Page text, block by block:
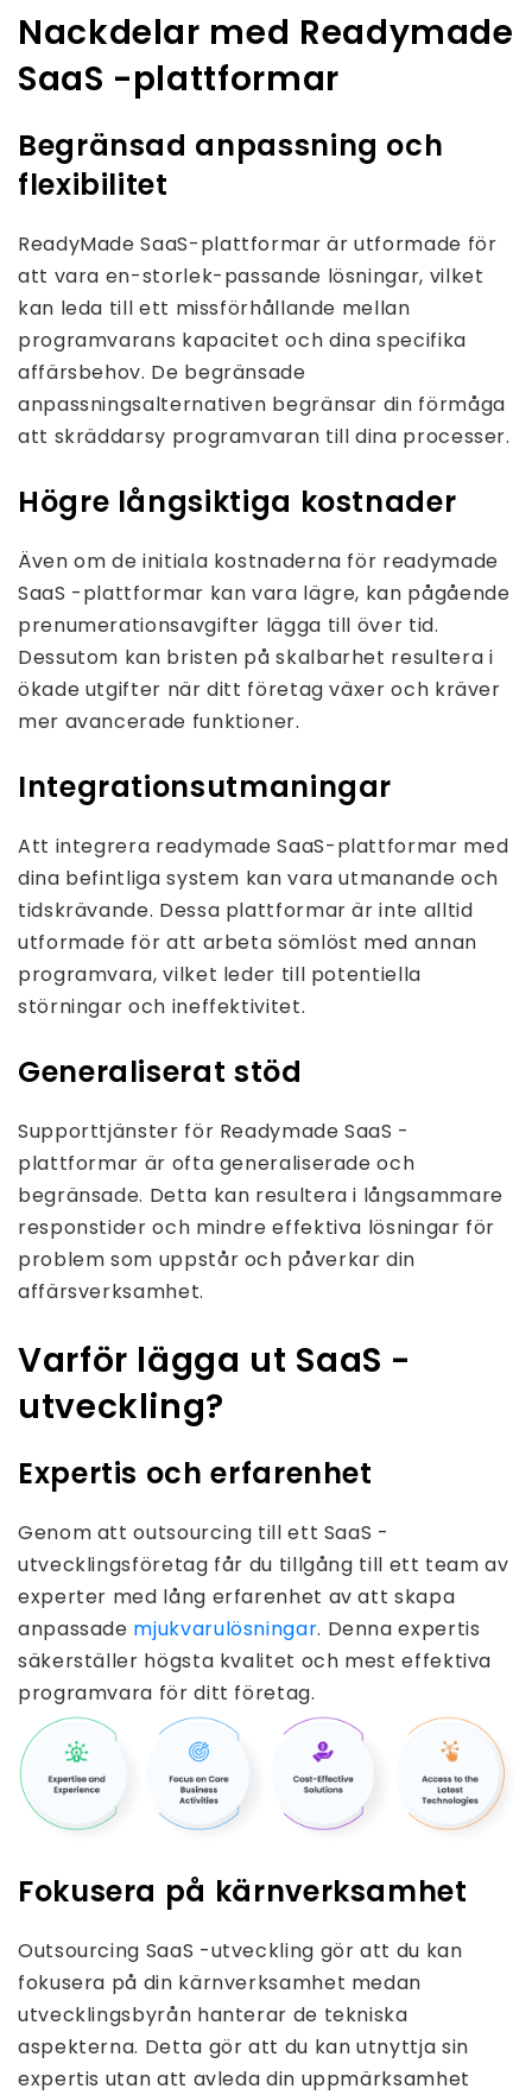
Nackdelar med Readymade
SaaS -plattformar
Begränsad anpassning och
flexibilitet
ReadyMade SaaS-plattformar är utformade för
att vara en-storlek-passande lösningar, vilket
kan leda till ett missförhållande mellan
programvarans kapacitet och dina specifika
affärsbehov. De begränsade
anpassningsalternativen begränsar din förmåga
att skräddarsy programvaran till dina processer.
Högre långsiktiga kostnader
Även om de initiala kostnaderna för readymade
SaaS -plattformar kan vara lägre, kan pågående
prenumerationsavgifter lägga till över tid.
Dessutom kan bristen på skalbarhet resultera i
ökade utgifter när ditt företag växer och kräver
mer avancerade funktioner.
Integrationsutmaningar
Att integrera readymade SaaS-plattformar med
dina befintliga system kan vara utmanande och
tidskrävande. Dessa plattformar är inte alltid
utformade för att arbeta sömlöst med annan
programvara, vilket leder till potentiella
störningar och ineffektivitet.
Generaliserat stöd
Supporttjänster för Readymade SaaS -
plattformar är ofta generaliserade och
begränsade. Detta kan resultera i långsammare
responstider och mindre effektiva lösningar för
problem som uppstår och påverkar din
affärsverksamhet.
Varför lägga ut SaaS -
utveckling?
Expertis och erfarenhet
Genom att outsourcing till ett SaaS -
utvecklingsföretag får du tillgång till ett team av
experter med lång erfarenhet av att skapa
anpassade mjukvarulösningar. Denna expertis
säkerställer högsta kvalitet och mest effektiva
programvara för ditt företag.
Fokusera på kärnverksamhet
Outsourcing SaaS -utveckling gör att du kan
fokusera på din kärnverksamhet medan
utvecklingsbyrån hanterar de tekniska
aspekterna. Detta gör att du kan utnyttja sin
expertis utan att avleda din uppmärksamhet